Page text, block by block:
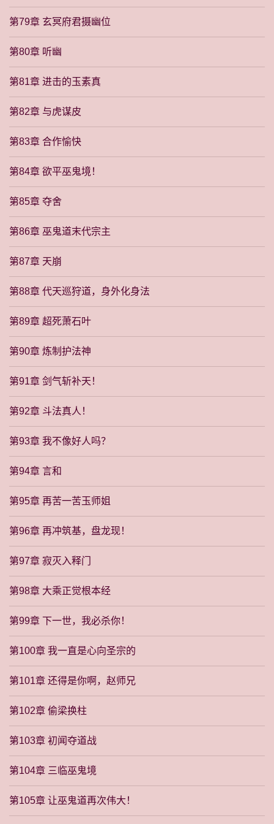
第79章 玄冥府君摄幽位
第80章 听幽
第81章 进击的玉素真
第82章 与虎谋皮
第83章 合作愉快
第84章 欲平巫鬼境！
第85章 夺舍
第86章 巫鬼道末代宗主
第87章 天崩
第88章 代天巡狩道，身外化身法
第89章 超死萧石叶
第90章 炼制护法神
第91章 剑气斩补天！
第92章 斗法真人！
第93章 我不像好人吗？
第94章 言和
第95章 再苦一苦玉师姐
第96章 再冲筑基，盘龙现！
第97章 寂灭入释门
第98章 大乘正觉根本经
第99章 下一世，我必杀你！
第100章 我一直是心向圣宗的
第101章 还得是你啊，赵师兄
第102章 偷梁换柱
第103章 初闻夺道战
第104章 三临巫鬼境
第105章 让巫鬼道再次伟大！